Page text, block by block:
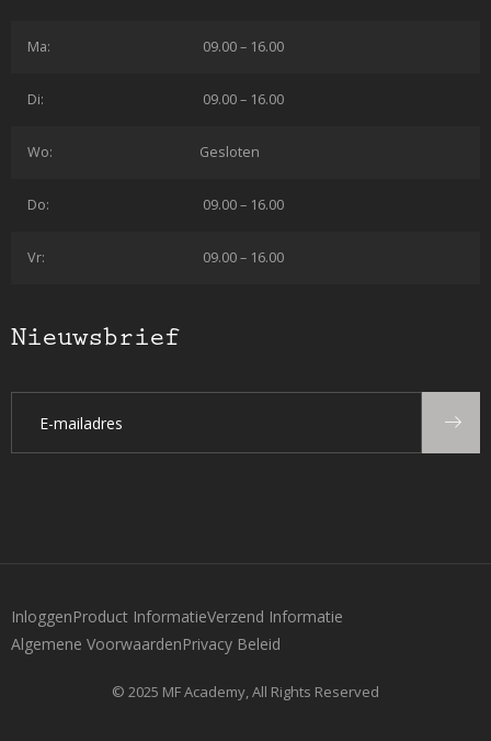
Ma: 09.00 – 16.00
Di: 09.00 – 16.00
Wo: Gesloten
Do: 09.00 – 16.00
Vr: 09.00 – 16.00
Nieuwsbrief
InloggenProduct InformatieVerzend Informatie
Algemene VoorwaardenPrivacy Beleid
© 2025 MF Academy, All Rights Reserved